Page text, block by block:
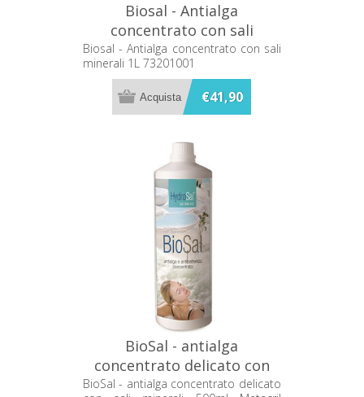
Biosal - Antialga
concentrato con sali
minerali 1L 73201001
Biosal - Antialga concentrato con sali
minerali 1L 73201001
€41,90
BioSal - antialga
concentrato delicato con
sali minerali 500ml Metacril
BioSal - antialga concentrato delicato